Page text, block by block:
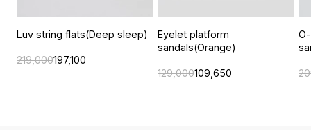
Luv string flats(Deep sleep)
219,000197,100
Eyelet platform
sandals(Orange)
129,000109,650